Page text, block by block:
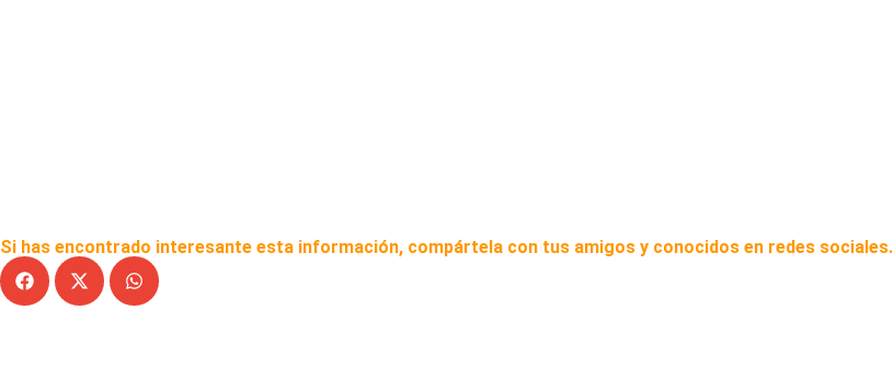
Si has encontrado interesante esta información, compártela con tus amigos y conocidos en redes sociales.